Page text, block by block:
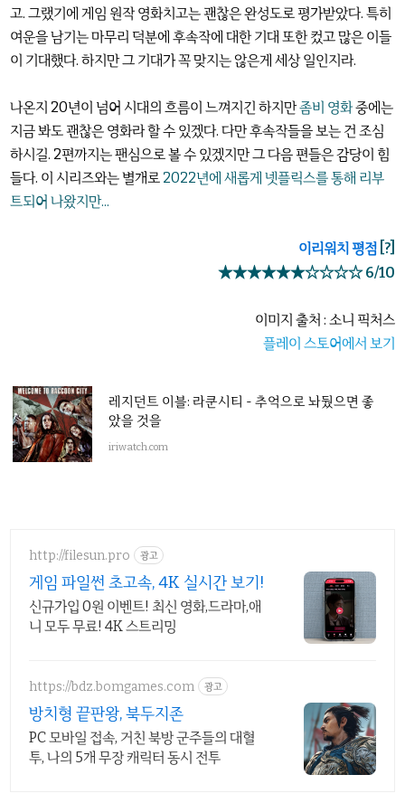
고. 그랬기에 게임 원작 영화치고는 괜찮은 완성도로 평가받았다. 특히
여운을 남기는 마무리 덕분에 후속작에 대한 기대 또한 컸고 많은 이들
이 기대했다. 하지만 그 기대가 꼭 맞지는 않은게 세상 일인지라.
나온지 20년이 넘어 시대의 흐름이 느껴지긴 하지만좀비 영화중에는
지금 봐도 괜찮은 영화라 할 수 있겠다. 다만 후속작들을 보는 건 조심
하시길. 2편까지는 팬심으로 볼 수 있겠지만 그 다음 편들은 감당이 힘
들다. 이 시리즈와는 별개로 2022년에 새롭게 넷플릭스를 통해 리부
트되어 나왔지만...
이리워치 평점 [?]
★★★★★★☆☆☆☆ 6/10
이미지 출처 : 소니 픽처스
플레이 스토어에서 보기
레지던트 이블: 라쿤시티 - 추억으로 놔뒀으면 좋
았을 것을
iriwatch.com
http://filesun.pro 광고
게임 파일썬 초고속, 4K 실시간 보기!
신규가입 0원 이벤트! 최신 영화,드라마,애
니 모두 무료! 4K 스트리밍
https://bdz.bomgames.com 광고
방치형 끝판왕, 북두지존
PC 모바일 접속, 거친 북방 군주들의 대혈
투, 나의 5개 무장 캐릭터 동시 전투